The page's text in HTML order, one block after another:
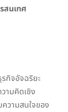
สนเทศ
กิจอัจฉริยะ
ามคิดเชิง
วามสนใจของ